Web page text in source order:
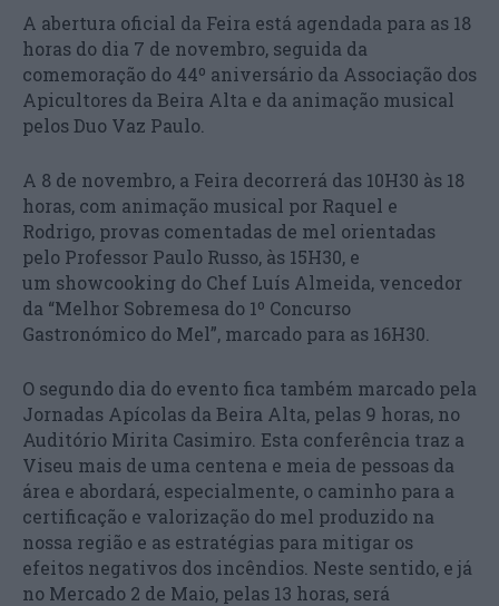
A abertura oficial da Feira está agendada para as 18
horas do dia 7 de novembro, seguida da
comemoração do 44º aniversário da Associação dos
Apicultores da Beira Alta e da animação musical
pelos Duo Vaz Paulo.
A 8 de novembro, a Feira decorrerá das 10H30 às 18
horas, com animação musical por Raquel e
Rodrigo, provas comentadas de mel orientadas
pelo Professor Paulo Russo, às 15H30, e
um showcooking do Chef Luís Almeida, vencedor
da “Melhor Sobremesa do 1º Concurso
Gastronómico do Mel”, marcado para as 16H30.
O segundo dia do evento fica também marcado pela
Jornadas Apícolas da Beira Alta, pelas 9 horas, no
Auditório Mirita Casimiro. Esta conferência traz a
Viseu mais de uma centena e meia de pessoas da
área e abordará, especialmente, o caminho para a
certificação e valorização do mel produzido na
nossa região e as estratégias para mitigar os
efeitos negativos dos incêndios. Neste sentido, e já
no Mercado 2 de Maio, pelas 13 horas, será